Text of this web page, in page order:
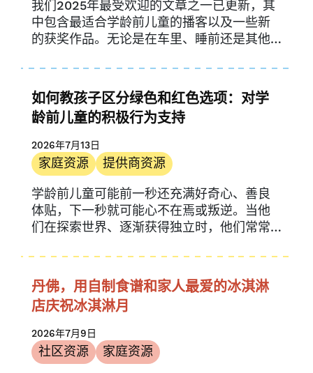
我们2025年最受欢迎的文章之一已更新，其
中包含最适合学龄前儿童的播客以及一些新
的获奖作品。无论是在车里、睡前还是其他
如何教孩子区分绿色和红色选项：对学
龄前儿童的积极行为支持
2026年7月13日
家庭资源
提供商资源
学龄前儿童可能前一秒还充满好奇心、善良
体贴，下一秒就可能心不在焉或叛逆。当他
们在探索世界、逐渐获得独立时，他们常常
丹佛，用自制食谱和家人最爱的冰淇淋
店庆祝冰淇淋月
2026年7月9日
社区资源
家庭资源